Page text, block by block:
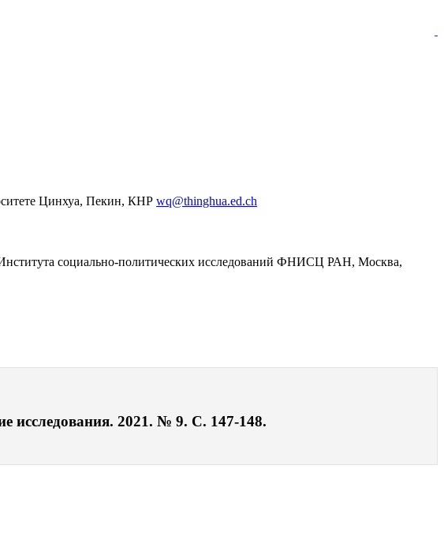
Цинхуа, Пекин, КНР wq@thinghua.ed.ch
Института социально-политических исследований ФНИСЦ РАН, Москва,
исследования. 2021. № 9. С. 147-148.